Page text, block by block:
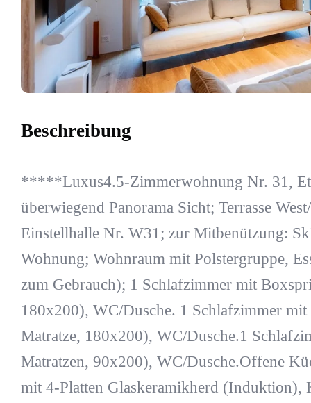
Beschreibung
*****Luxus4.5-Zimmerwohnung Nr. 31,
überwiegend Panorama Sicht; Terrasse
Einstellhalle Nr. W31; zur Mitbenützung:
Wohnung; Wohnraum mit Polstergruppe,
zum Gebrauch); 1 Schlafzimmer mit
180x200), WC/Dusche. 1 Schlafzimmer
Matratze, 180x200), WC/Dusche.1
Matratzen, 90x200), WC/Dusche.Offene
mit 4-Platten Glaskeramikherd (Induktion),